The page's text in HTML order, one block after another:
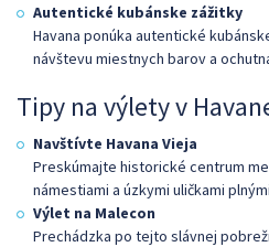
Autentické kubánske zážitky
Havana ponúka autentické
návštevu miestnych barov a
Tipy na výlety v
Navštívte Havana Vieja
Preskúmajte historické centrum
námestiami a úzkymi uličkami
Výlet na Malecon
Prechádzka po tejto slávnej